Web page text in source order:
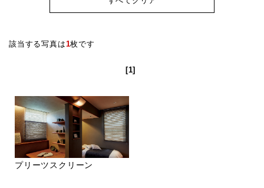
該当する写真は1枚です
[1]
プリーツスクリーン